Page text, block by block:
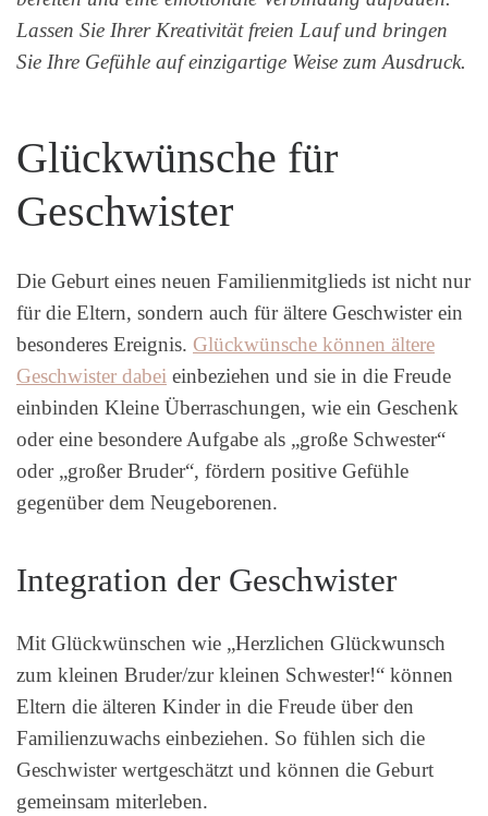
Lassen Sie Ihrer Kreativität freien Lauf und bringen
Sie Ihre Gefühle auf einzigartige Weise zum Ausdruck.
Glückwünsche für
Geschwister
Die Geburt eines neuen Familienmitglieds ist nicht nur
für die Eltern, sondern auch für ältere Geschwister ein
besonderes Ereignis. Glückwünsche können ältere
Geschwister dabei einbeziehen und sie in die Freude
einbinden Kleine Überraschungen, wie ein Geschenk
oder eine besondere Aufgabe als „große Schwester“
oder „großer Bruder“, fördern positive Gefühle
gegenüber dem Neugeborenen.
Integration der Geschwister
Mit Glückwünschen wie „Herzlichen Glückwunsch
zum kleinen Bruder/zur kleinen Schwester!“ können
Eltern die älteren Kinder in die Freude über den
Familienzuwachs einbeziehen. So fühlen sich die
Geschwister wertgeschätzt und können die Geburt
gemeinsam miterleben.